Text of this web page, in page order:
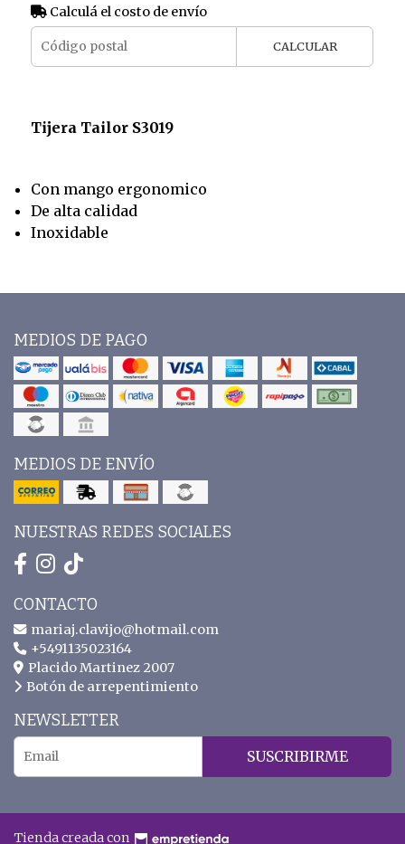
Calculá el costo de envío
CALCULAR
Tijera Tailor S3019
Con mango ergonomico
De alta calidad
Inoxidable
MEDIOS DE PAGO
MEDIOS DE ENVÍO
NUESTRAS REDES SOCIALES
CONTACTO
mariaj.clavijo@hotmail.com
+5491135023164
Placido Martinez 2007
Botón de arrepentimiento
NEWSLETTER
SUSCRIBIRME
Tienda creada con